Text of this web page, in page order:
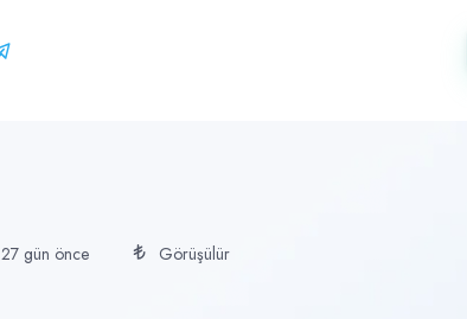
27 gün önce Görüşülür